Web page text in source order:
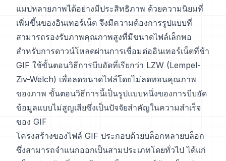
แมปหลายภาพได้อย่างมีประสิทธิภาพ ด้วยความนิยมที่
เพิ่มขึ้นของอินเทอร์เน็ต จึงมีความต้องการรูปแบบที่
สามารถรองรับภาพคุณภาพสูงที่มีขนาดไฟล์เล็กพอ
สำหรับการดาวน์โหลดผ่านการเชื่อมต่ออินเทอร์เน็ตที่ช้า
GIF ใช้ขั้นตอนวิธีการบีบอัดที่เรียกว่า LZW (Lempel-
Ziv-Welch) เพื่อลดขนาดไฟล์โดยไม่ลดทอนคุณภาพ
ของภาพ ขั้นตอนวิธีการนี้เป็นรูปแบบหนึ่งของการบีบอัด
ข้อมูลแบบไม่สูญเสียซึ่งเป็นปัจจัยสำคัญในความสำเร็จ
ของ GIF
โครงสร้างของไฟล์ GIF ประกอบด้วยบล็อกหลายบล็อก
ซึ่งสามารถจำแนกออกเป็นสามประเภทโดยทั่วไป ได้แก่